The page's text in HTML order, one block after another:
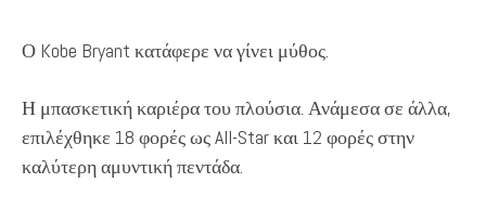
Ο Kobe Bryant κατάφερε να γίνει μύθος.
Η μπασκετική καριέρα του πλούσια. Ανάμεσα σε άλλα,
επιλέχθηκε 18 φορές ως All-Star και 12 φορές στην
καλύτερη αμυντική πεντάδα.